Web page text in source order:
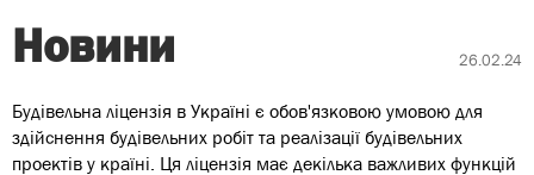
Новини 26.02.24
Будівельна ліцензія в Україні є обов'язковою умовою для
здійснення будівельних робіт та реалізації будівельних
проектів у країні. Ця ліцензія має декілька важливих функцій